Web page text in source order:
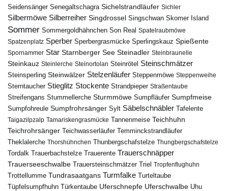
Seidensänger Senegaltschagra Sichelstrandläufer Sichler
Silbermöwe Silberreiher Singdrossel Singschwan Skomer Island
Sommer Sommergoldhähnchen Son Real Spatelraubmöwe
Spatzenplatz Sperber Sperbergrasmücke Sperlingskauz Spießente
Spornammer Star Starnberger See Steinadler Steinbraunelle
Steinkauz Steinlerche Steinortolan Steinrötel Steinschmätzer
Steinsperling Steinwälzer Stelzenläufer Steppenmöwe Steppenweihe
Sterntaucher Stieglitz Stockente Strandpieper Straßentaube
Streifengans Stummellerche Sturmmöwe Sumpfläufer Sumpfmeise
Sumpfohreule Sumpfrohrsänger Sylt Säbelschnäbler Tafelente
Taigazilpzalp Tamariskengrasmücke Tannenmeise Teichhuhn
Teichrohrsänger Teichwasserläufer Temminckstrandläufer
Theklalerche Thorshühnchen Thunbergschafstelze Thungbergschafstelze
Tordalk Trauerbachstelze Trauerente Trauerschnäpper
Trauerseeschwalbe Trauersteinschmätzer Triel Tropfenflughuhn
Trottellumme Tundrasaatgans Turmfalke Turteltaube
Tüpfelsumpfhuhn
Türkentaube Uferschnepfe Uferschwalbe Uhu